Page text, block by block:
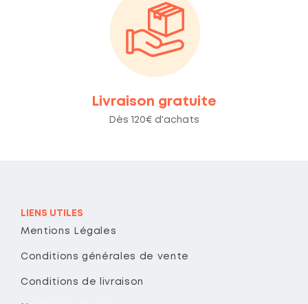
Livraison gratuite
Dès 120€ d'achats
LIENS UTILES
Mentions Légales
Conditions générales de vente
Conditions de livraison